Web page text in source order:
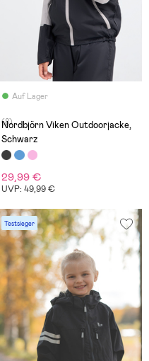
Auf Lager
(8)
Nordbjörn Viken Outdoorjacke,
Schwarz
29,99 €
UVP: 49,99 €
Testsieger